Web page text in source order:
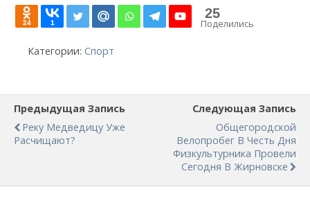
24 1
25
Поделились
Категории: Спорт
Предыдущая Запись
Реку Медведицу Уже
Расчищают?
Следующая Запись
Общегородской
Велопробег В Честь Дня
Физкультурника Провели
Сегодня В Жирновске